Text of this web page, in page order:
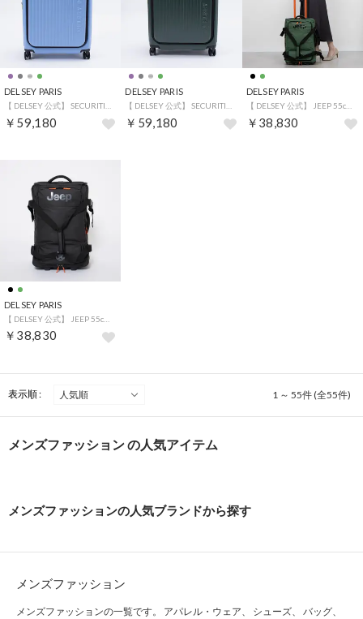
DELSEY PARIS
【 DELSEY 公式】 SECURITIME ZIP セキュリタイム ジップ 73L+7L スーツケース フロントオープン Mサイズ 拡張 （LAVENDER BLUE）
￥59,180
DELSEY PARIS
【 DELSEY 公式】 SECURITIME ZIP セキュリタイム ジップ 73L+7L スーツケース フロントオープン Mサイズ 拡張 （DEEP GREEN）
￥59,180
DELSEY PARIS
【 DELSEY 公式】 JEEP 55cm ジープ スーツケース 39L Sサイズ キャリーケース （GREEN）
￥38,830
DELSEY PARIS
￥38,830
表示順 : 1 ～ 55件 (全55件)
メンズファッション の人気アイテム
メンズファッションの人気ブランドから探す
メンズファッション
メンズファッションの一覧です。 アパレル・ウェア、 シューズ、 バッグ、